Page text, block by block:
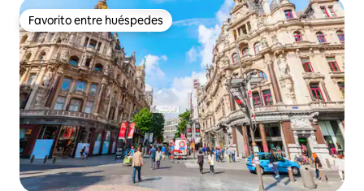
Favorito entre huéspedes
Favorito entre huéspedes